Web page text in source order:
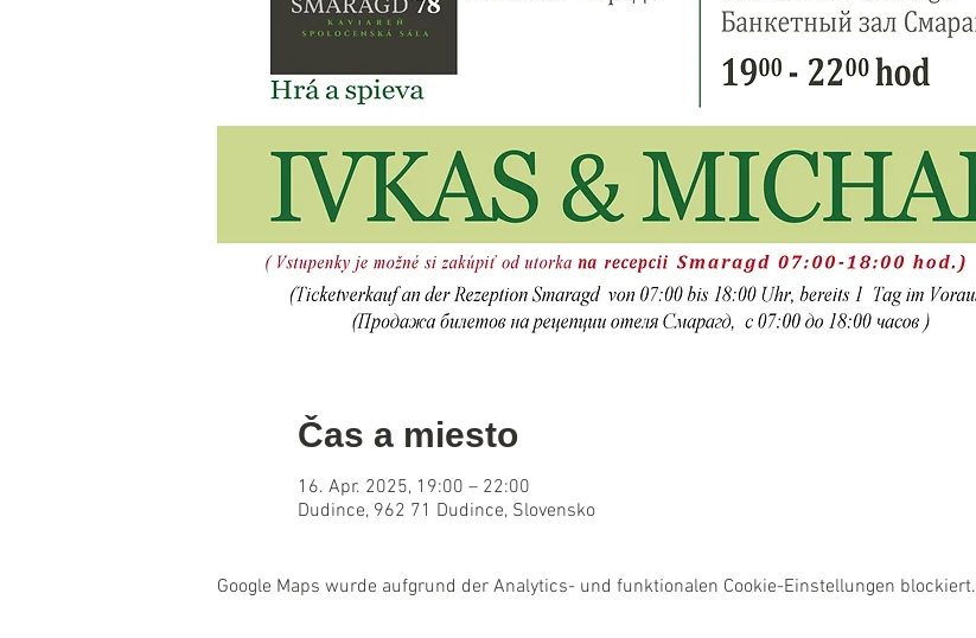
Čas a miesto
16. Apr. 2025, 19:00 – 22:00
Dudince, 962 71 Dudince, Slovensko
Google Maps wurde aufgrund der Analytics- und funktionalen Cookie-Einstellungen blockiert.